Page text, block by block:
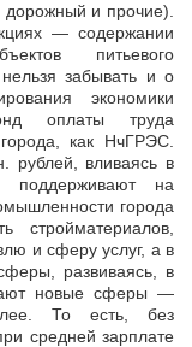
дорожный и прочие).
— содержании
питьевого
забывать и о
экономики
оплаты труда
как НчГРЭС.
рублей, вливаясь в
поддерживают на
города
и сферу услуг, а в
развиваясь, в
новые сферы —
То есть, без
средней зарплате